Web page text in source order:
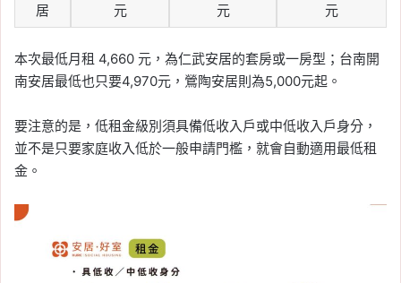
居
元
元
元
本次最低月租 4,660 元，為仁武安居的套房或一房型；台南開
南安居最低也只要4,970元，鶯陶安居則為5,000元起。
要注意的是，低租金級別須具備低收入戶或中低收入戶身分，
並不是只要家庭收入低於一般申請門檻，就會自動適用最低租
金。